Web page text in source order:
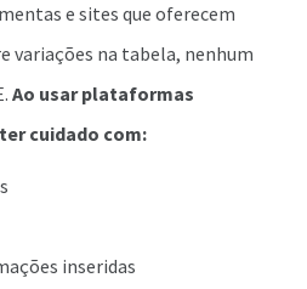
e sites que oferecem
variações na tabela, nenhum
Ao usar plataformas
cuidado com:
inseridas